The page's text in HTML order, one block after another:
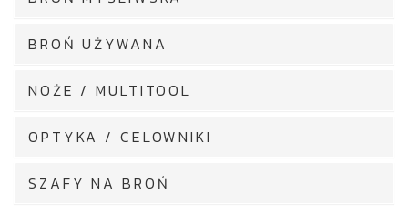
BROŃ UŻYWANA
NOŻE / MULTITOOL
OPTYKA / CELOWNIKI
SZAFY NA BROŃ